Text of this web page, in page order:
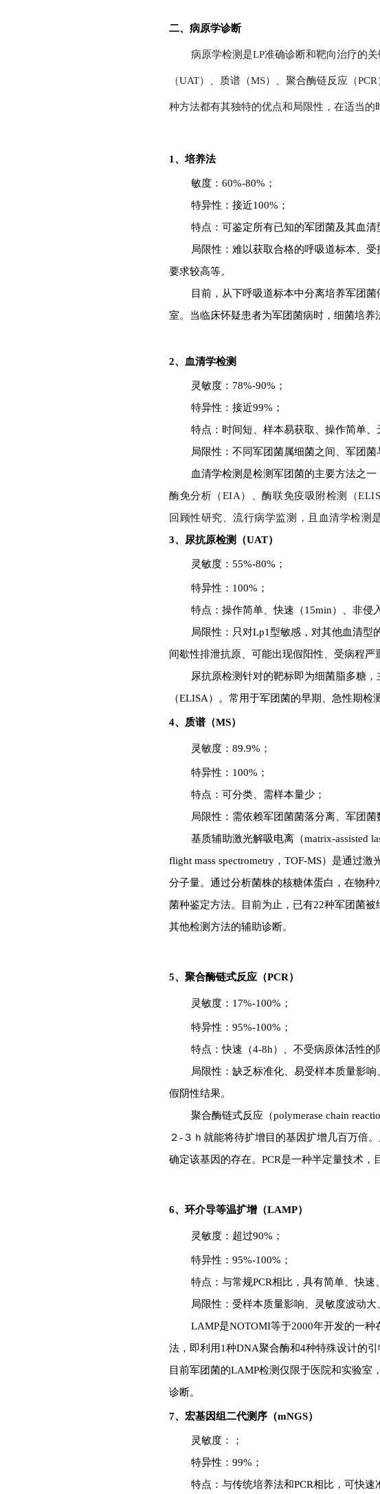
二、病原学诊断
病原学检测是LP准确诊断和靶向治疗的
（UAT）、质谱（MS）、聚合酶链反应（
种方法都有其独特的优点和局限性， 在适当的
1、培养法
敏度：60%-80%；
特异性：接近100%；
特点：可鉴定所有已知的军团菌及其血清
局限性：难以获取合格的呼吸道标本、受
要求较高等。
目前， 从下呼吸道标本中分离培养军团
室。 当临床怀疑患者为军团菌病时，细菌培养
2、血清学检测
灵敏度：78%-90%；
特异性：接近99%；
特点：时间短、样本易获取、操作简单、
局限性：不同军团菌属细菌之间、军团
血清学检测是检测军团菌的主要方法之一
酶免分析（EIA）、酶联免疫吸附检测（
回顾性研究、流行病学监测，且血清学检测
3、
尿抗原检测 （UAT）
灵敏度：55%-80%；
特异性：100%；
特点：操作简单、快速（15min）、非侵
局限性：只对Lp1型敏感，对其他血清型
间歇性排泄抗原、可能出现假阳性、受病程严
尿抗原检测针对的靶标即为细菌脂多糖，
（ELISA）。常用于军团菌的早期、急性期检
4、 质谱（MS）
灵敏度：89.9%；
特异性：100%；
特点：可分类、需样本量少；
局限性：需依赖军团菌菌落分离、军团
基质辅助激光解吸电离（matrix-assisted
flight mass spectrometry，TOF-MS）是通过激
分子量。通过分析菌株的核糖体蛋白，在物种
菌种鉴定方法。目前为止，已有22种军团菌
其他检测方法的辅助诊断。
5、 聚合酶链式反应（PCR）
灵敏度：17%-100%；
特异性：95%-100%；
特点：快速（4-8h）、不受病原体活性的
局限性：缺乏标准化、易受样本质量影
假阴性结果。
聚合酶链式反应（polymerase chain
２-３ｈ就能将待扩增目的基因扩增几百万倍
确定该基因的存在。PCR是一种半定量技术，
6、 环介导等温扩增（LAMP）
灵敏度：超过90%；
特异性：95%-100%；
特点： 与常规PCR相比，具有简单、快速、
局限性：受样本质量影响、灵敏度波动大
LAMP是NOTOMI等于2000年开发的一种
法， 即利用1种DNA聚合酶和4种特殊设计的
目前军团菌的LAMP检测仅限于医院和实验室
诊断。
7、 宏基因组二代测序（mNGS）
灵敏度：
；
特异性：99%；
特点：与传统培养法和PCR相比，可快速